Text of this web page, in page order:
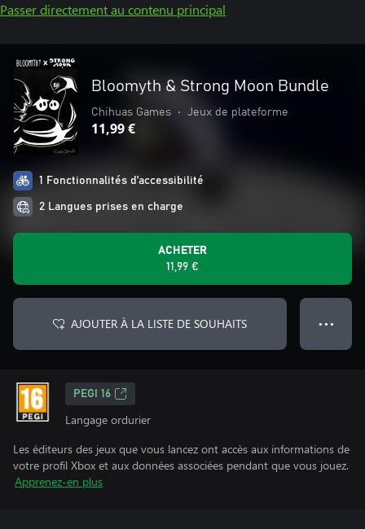
Passer directement au contenu principal
Bloomyth & Strong Moon Bundle
Chihuas Games • Jeux de plateforme
11,99 €
1 Fonctionnalités d’accessibilité
2 Langues prises en charge
ACHETER
11,99 €
AJOUTER À LA LISTE DE SOUHAITS ● ● ●
PEGI 16
Langage ordurier
Les éditeurs des jeux que vous lancez ont accès aux informations de
votre profil Xbox et aux données associées pendant que vous jouez.
Apprenez-en plus